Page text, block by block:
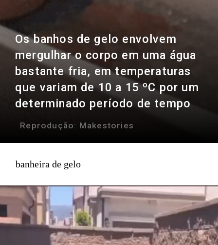
Os banhos de gelo envolvem
mergulhar o corpo em uma água
bastante fria, em temperaturas
que variam de 10 a 15 ºC por um
determinado período de tempo
Reprodução: Makestories
banheira de gelo